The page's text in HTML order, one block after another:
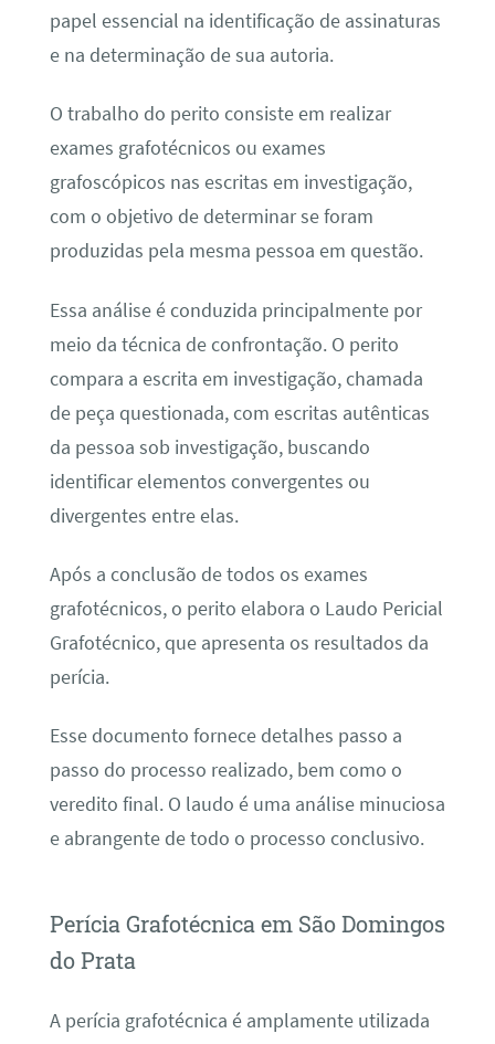
papel essencial na identificação de assinaturas
e na determinação de sua autoria.
O trabalho do perito consiste em realizar
exames grafotécnicos ou exames
grafoscópicos nas escritas em investigação,
com o objetivo de determinar se foram
produzidas pela mesma pessoa em questão.
Essa análise é conduzida principalmente por
meio da técnica de confrontação. O perito
compara a escrita em investigação, chamada
de peça questionada, com escritas autênticas
da pessoa sob investigação, buscando
identificar elementos convergentes ou
divergentes entre elas.
Após a conclusão de todos os exames
grafotécnicos, o perito elabora o Laudo Pericial
Grafotécnico, que apresenta os resultados da
perícia.
Esse documento fornece detalhes passo a
passo do processo realizado, bem como o
veredito final. O laudo é uma análise minuciosa
e abrangente de todo o processo conclusivo.
Perícia Grafotécnica em São Domingos
do Prata
A perícia grafotécnica é amplamente utilizada